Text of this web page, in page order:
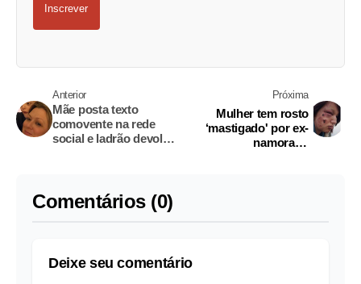
Inscrever
Anterior
Mãe posta texto
comovente na rede
social e ladrão devolve
Próxima
Mulher tem rosto
‘mastigado' por ex-
namorado
Comentários (0)
Deixe seu comentário